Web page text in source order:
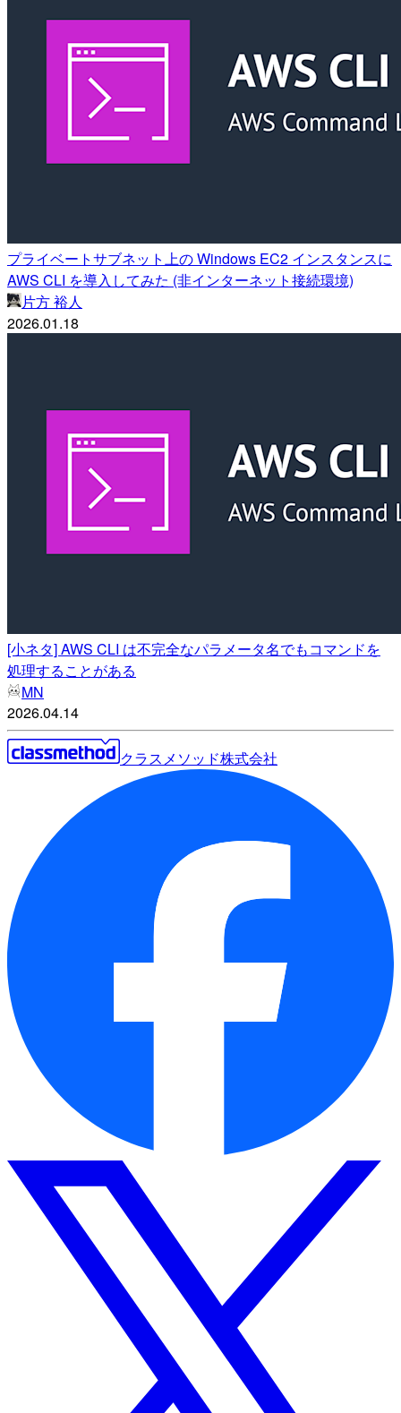
プライベートサブネット上の Windows EC2 インスタンスに
AWS CLI を導入してみた (非インターネット接続環境)
片方 裕人
2026.01.18
[小ネタ] AWS CLI は不完全なパラメータ名でもコマンドを
処理することがある
MN
2026.04.14
クラスメソッド株式会社